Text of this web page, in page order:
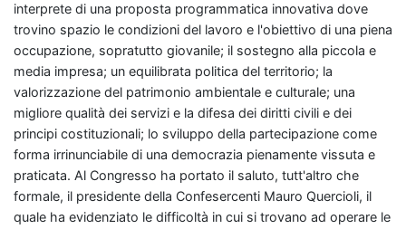
interprete di una proposta programmatica innovativa dove
trovino spazio le condizioni del lavoro e l'obiettivo di una piena
occupazione, sopratutto giovanile; il sostegno alla piccola e
media impresa; un equilibrata politica del territorio; la
valorizzazione del patrimonio ambientale e culturale; una
migliore qualità dei servizi e la difesa dei diritti civili e dei
principi costituzionali; lo sviluppo della partecipazione come
forma irrinunciabile di una democrazia pienamente vissuta e
praticata. Al Congresso ha portato il saluto, tutt'altro che
formale, il presidente della Confesercenti Mauro Quercioli, il
quale ha evidenziato le difficoltà in cui si trovano ad operare le